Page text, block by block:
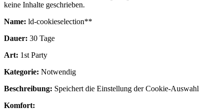
keine Inhalte geschrieben.
Name: ld-cookieselection**
Dauer: 30 Tage
Art: 1st Party
Kategorie: Notwendig
Beschreibung: Speichert die Einstellung der Cookie-Auswahl
Komfort: